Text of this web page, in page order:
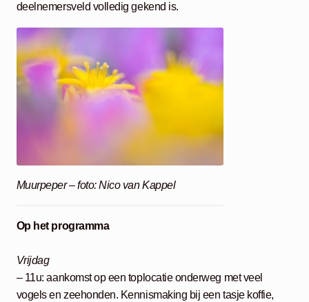
deelnemersveld volledig gekend is.
Muurpeper – foto: Nico van Kappel
Op het programma
Vrijdag
– 11u: aankomst op een toplocatie onderweg met veel
vogels en zeehonden. Kennismaking bij een tasje koffie,